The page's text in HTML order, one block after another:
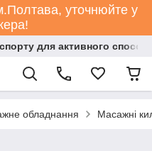
уточнюйте у
для активного
обладнання Масажні